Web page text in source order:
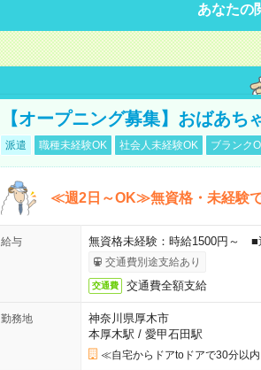
あなたの
【オープニング募集】おばあ
派遣 職種未経験OK 社会人未経験OK ブランク
≪週2日～OK≫無資格・未経験で
給与 無資格未経験：時給1500円～
交通費別途支給あり
交通費 交通費全額支給
勤務地
神奈川県厚木市
本厚木駅 / 愛甲石田駅
≪自宅からドアtoドアで30分以